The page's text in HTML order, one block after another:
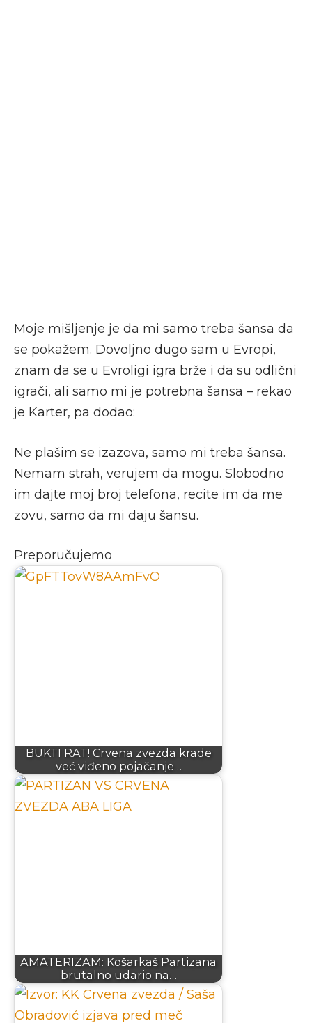
Moje mišljenje je da mi samo treba šansa da
se pokažem. Dovoljno dugo sam u Evropi,
znam da se u Evroligi igra brže i da su odlični
igrači, ali samo mi je potrebna šansa – rekao
je Karter, pa dodao:
Ne plašim se izazova, samo mi treba šansa.
Nemam strah, verujem da mogu. Slobodno
im dajte moj broj telefona, recite im da me
zovu, samo da mi daju šansu.
Preporučujemo
BUKTI RAT! Crvena zvezda krade
već viđeno pojačanje…
AMATERIZAM: Košarkaš Partizana
brutalno udario na…